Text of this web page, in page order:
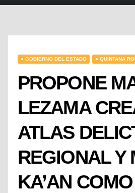
● GOBIERNO DEL ESTADO ● QUINTANA
PROPONE
LEZAMA
ATLAS
REGIONAL Y
KA’AN COMO